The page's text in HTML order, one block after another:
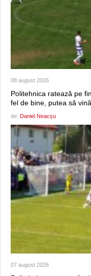
08 august 2026
Politehnica ratează pe
fel de bine, putea să
de: Daniel Neacșu
07 august 2026